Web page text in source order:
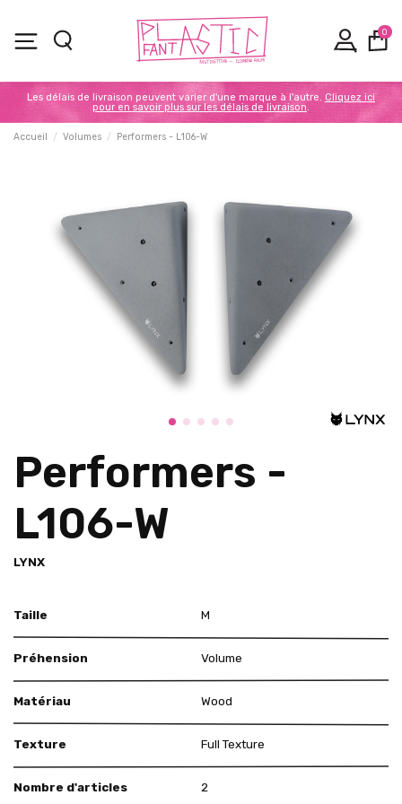
0
Les délais de livraison peuvent varier d'une marque à l'autre. Cliquez ici
pour en savoir plus sur les délais de livraison.
Accueil Volumes Performers - L106-W
Performers -
L106-W
LYNX
Taille M
Préhension Volume
Matériau Wood
Texture Full Texture
Nombre d'articles 2